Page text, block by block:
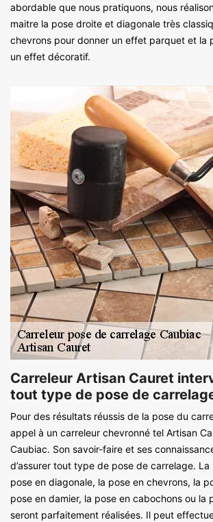
abordable que nous pratiquons, nous
maitre la pose droite et diagonale très
chevrons pour donner un effet parquet et la
un effet décoratif.
Carreleur Artisan Cauret
tout type de pose de
Pour des résultats réussis de la pose du
appel à un carreleur chevronné tel Artisan
Caubiac. Son savoir-faire et ses
d’assurer tout type de pose de carrelage. La
pose en diagonale, la pose en chevrons, la
pose en damier, la pose en cabochons ou la
seront parfaitement réalisées. Il peut